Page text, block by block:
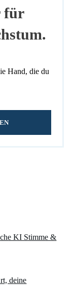
für
Hand, die du
KI Stimme &
deine